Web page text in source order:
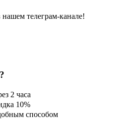
телеграм-канале!
2 часа
10%
способом